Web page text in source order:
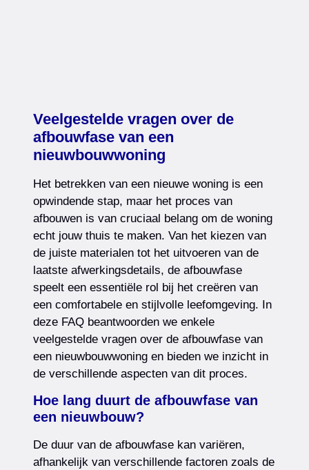
Veelgestelde vragen over de
afbouwfase van een
nieuwbouwwoning
Het betrekken van een nieuwe woning is een
opwindende stap, maar het proces van
afbouwen is van cruciaal belang om de woning
echt jouw thuis te maken. Van het kiezen van
de juiste materialen tot het uitvoeren van de
laatste afwerkingsdetails, de afbouwfase
speelt een essentiële rol bij het creëren van
een comfortabele en stijlvolle leefomgeving. In
deze FAQ beantwoorden we enkele
veelgestelde vragen over de afbouwfase van
een nieuwbouwwoning en bieden we inzicht in
de verschillende aspecten van dit proces.
Hoe lang duurt de afbouwfase van
een nieuwbouw?
De duur van de afbouwfase kan variëren,
afhankelijk van verschillende factoren zoals de